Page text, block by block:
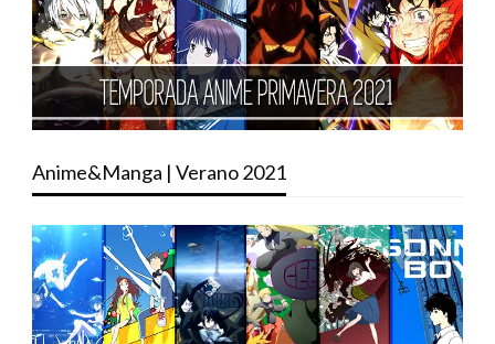
Anime&Manga | Verano 2021